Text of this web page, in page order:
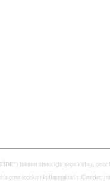
") internet sitesi için geçerli olup, çerez
çerez (cookie) kullanmaktadır.